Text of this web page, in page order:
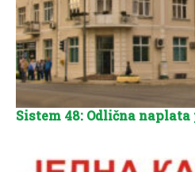
Sistem 48: Odlična